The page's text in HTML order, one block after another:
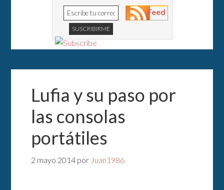
Feed
Lufia y su paso por
las consolas
portátiles
2 mayo 2014 por Juan1986